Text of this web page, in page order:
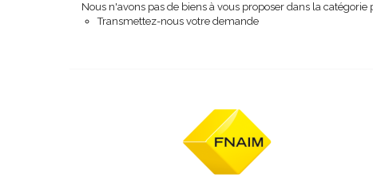
Nous n'avons pas de biens à vous proposer dans la
Transmettez-nous votre demande